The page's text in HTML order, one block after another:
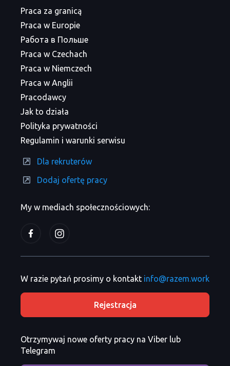
My w mediach społecznościowych:
Praca za granicą
Praca w Europie
Работа в Польше
Praca w Czechach
Praca w Niemczech
Praca w Anglii
Pracodawcy
Jak to działa
Polityka prywatności
Regulamin i warunki serwisu
Dla rekruterów
Dodaj ofertę pracy
W razie pytań prosimy o kontakt info@razem.work
Rejestracja
Otrzymywaj nowe oferty pracy na Viber lub
Telegram